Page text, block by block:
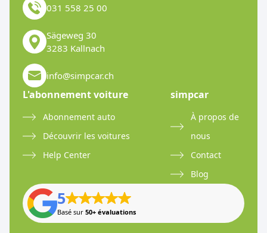
031 558 25 00
Sägeweg 30
3283 Kallnach
info@simpcar.ch
L'abonnement voiture
Abonnement auto
Découvrir les voitures
Help Center
simpcar
À propos de
nous
Contact
Blog
5
Basé sur 50+ évaluations